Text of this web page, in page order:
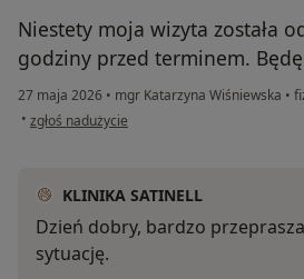
Niestety moja wizyta została
godziny przed terminem.
27 maja 2026 • mgr Katarzyna Wiśniewska •
• w opinii użytkownika Anastasiia
zgłoś nadużycie
KLINIKA SATINELL
Dzień dobry, bardzo
sytuację.